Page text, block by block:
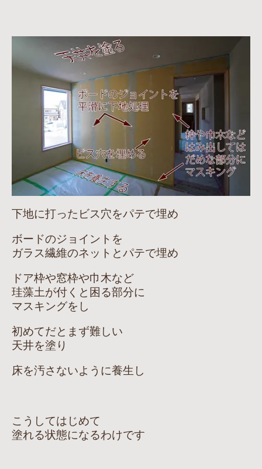
下地に打ったビス穴をパテで埋め
ボードのジョイントを
ガラス繊維のネットとパテで埋め
ドア枠や窓枠や巾木など
珪藻土が付くと困る部分に
マスキングをし
初めてだとまず難しい
天井を塗り
床を汚さないように養生し
こうしてはじめて
塗れる状態になるわけです